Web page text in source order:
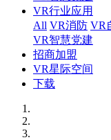
VR行业应用
All VR消防 VR
VR智慧党建
招商加盟
VR星际空间
下载